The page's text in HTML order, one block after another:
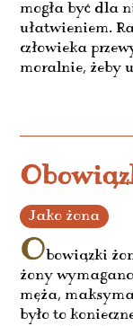
mogła być dla
ułatwieniem.
człowieka
moralnie, żeby
Jako żona
Obowiązki
żony
męża,
było to